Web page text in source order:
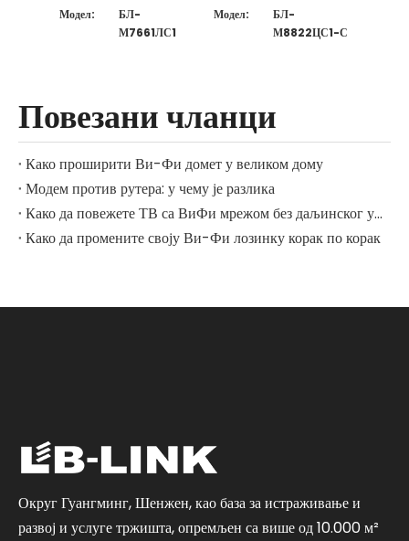
Модел:
БЛ-
М7661ЛС1
Модел:
БЛ-
М8822ЦС1-С
Повезани чланци
Како проширити Ви-Фи домет у великом дому
Модем против рутера: у чему је разлика
Како да повежете ТВ са ВиФи мрежом без даљинског управљача
Како да промените своју Ви-Фи лозинку корак по корак
Округ Гуангминг, Шенжен, као база за истраживање и
развој и услуге тржишта, опремљен са више од 10.000 м²